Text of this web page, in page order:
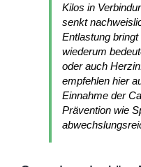
Kilos in
senkt
Entlastung
wiederum
oder auch
empfehlen hier
Einnahme der
Prävention wie